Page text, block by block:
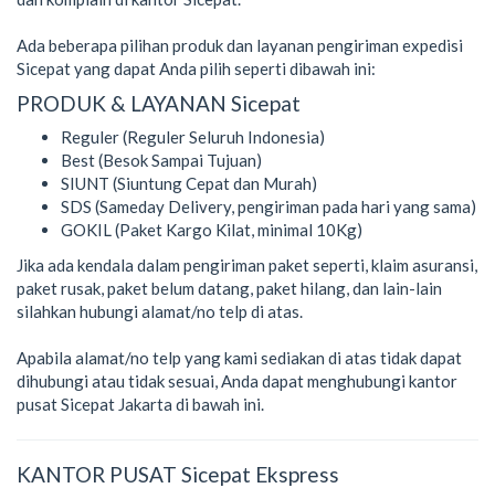
Ada beberapa pilihan produk dan layanan pengiriman expedisi
Sicepat yang dapat Anda pilih seperti dibawah ini:
PRODUK & LAYANAN Sicepat
Reguler (Reguler Seluruh Indonesia)
Best (Besok Sampai Tujuan)
SIUNT (Siuntung Cepat dan Murah)
SDS (Sameday Delivery, pengiriman pada hari yang sama)
GOKIL (Paket Kargo Kilat, minimal 10Kg)
Jika ada kendala dalam pengiriman paket seperti, klaim asuransi,
paket rusak, paket belum datang, paket hilang, dan lain-lain
silahkan hubungi alamat/no telp di atas.
Apabila alamat/no telp yang kami sediakan di atas tidak dapat
dihubungi atau tidak sesuai, Anda dapat menghubungi kantor
pusat Sicepat Jakarta di bawah ini.
KANTOR PUSAT Sicepat Ekspress